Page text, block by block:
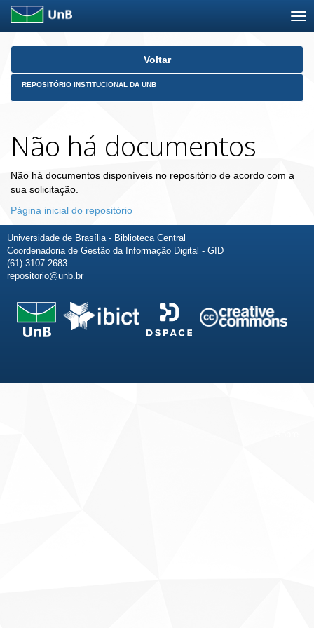
Skip
Voltar
REPOSITÓRIO INSTITUCIONAL DA UNB
Não há documentos
Não há documentos disponíveis no repositório de acordo com a
sua solicitação.
Página inicial do repositório
Universidade de Brasília - Biblioteca Central
Coordenadoria de Gestão da Informação Digital - GID
(61) 3107-2683
repositorio@unb.br